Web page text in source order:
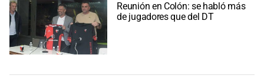
Reunión en Colón: se habló más
de jugadores que del DT